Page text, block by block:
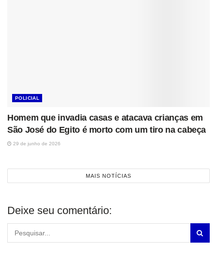
POLICIAL
Homem que invadia casas e atacava crianças em
São José do Egito é morto com um tiro na cabeça
29 de junho de 2026
MAIS NOTÍCIAS
Deixe seu comentário: